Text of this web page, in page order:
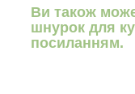
Ви також
шнурок для
посиланням.